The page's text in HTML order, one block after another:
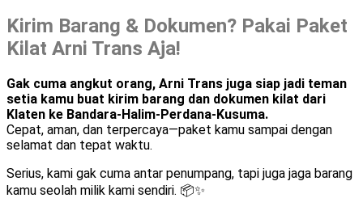
Kirim Barang & Dokumen? Pakai Paket
Kilat Arni Trans Aja!
Gak cuma angkut orang, Arni Trans juga siap jadi teman
setia kamu buat kirim barang dan dokumen kilat dari
Klaten ke Bandara-Halim-Perdana-Kusuma.
Cepat, aman, dan terpercaya—paket kamu sampai dengan
selamat dan tepat waktu.
Serius, kami gak cuma antar penumpang, tapi juga jaga barang
kamu seolah milik kami sendiri. 📦✨